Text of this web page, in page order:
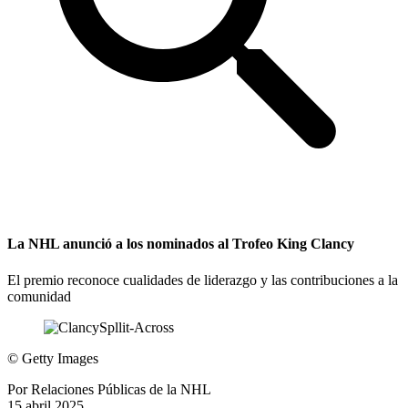
La NHL anunció a los nominados al Trofeo King Clancy
El premio reconoce cualidades de liderazgo y las contribuciones a la
comunidad
© Getty Images
Por Relaciones Públicas de la NHL